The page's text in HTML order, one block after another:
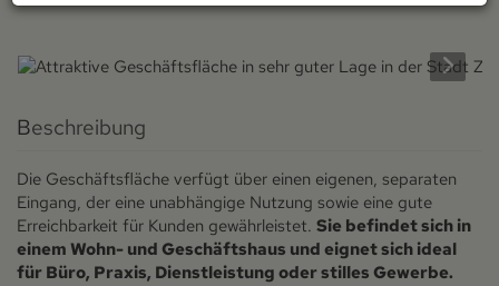
Beschreibung
Die Geschäftsfläche verfügt über einen eigenen, separaten
Eingang, der eine unabhängige Nutzung sowie eine gute
Erreichbarkeit für Kunden gewährleistet. Sie befindet sich in
einem Wohn- und Geschäftshaus und eignet sich ideal
für Büro, Praxis, Dienstleistung oder stilles Gewerbe.